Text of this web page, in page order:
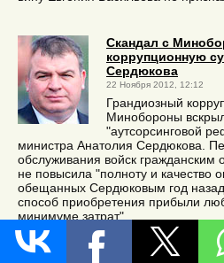
Скандал с
коррупционную
Сердюкова
22 Ноября 2012, 12:12
Грандиозный
Минобороны
"аутсорсинговой
министра Анатолия Сердюкова.
обслуживания войск гражданским
не повысила "полноту и качество
обещанных Сердюковым год
способ приобретения прибыли
минимуме затрат"